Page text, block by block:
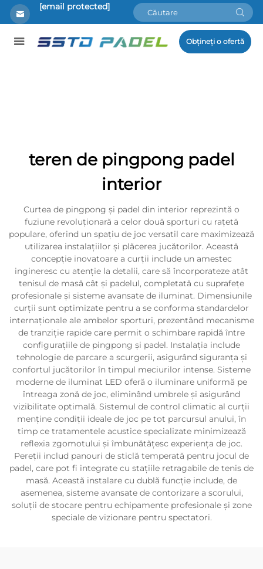
[email protected]
Obțineți o ofertă
teren de pingpong padel
interior
Curtea de pingpong și padel din interior reprezintă o
fuziune revoluționară a celor două sporturi cu rațetă
populare, oferind un spațiu de joc versatil care maximizează
utilizarea instalațiilor și plăcerea jucătorilor. Această
concepție inovatoare a curții include un amestec
ingineresc cu atenție la detalii, care să încorporateze atât
tenisul de masă cât și padelul, completată cu suprafețe
profesionale și sisteme avansate de iluminat. Dimensiunile
curții sunt optimizate pentru a se conforma standardelor
internaționale ale ambelor sporturi, prezentând mecanisme
de tranziție rapide care permit o schimbare rapidă între
configurațiile de pingpong și padel. Instalația include
tehnologie de parcare a scurgerii, asigurând siguranța și
confortul jucătorilor în timpul meciurilor intense. Sisteme
moderne de iluminat LED oferă o iluminare uniformă pe
întreaga zonă de joc, eliminând umbrele și asigurând
vizibilitate optimală. Sistemul de control climatic al curții
menține condiții ideale de joc pe tot parcursul anului, în
timp ce tratamentele acustice specializate minimizează
reflexia zgomotului și îmbunătățesc experiența de joc.
Pereții includ panouri de sticlă temperată pentru jocul de
padel, care pot fi integrate cu stațiile retragabile de tenis de
masă. Această instalare cu dublă funcție include, de
asemenea, sisteme avansate de contorizare a scorului,
soluții de stocare pentru echipamente profesionale și zone
speciale de vizionare pentru spectatori.